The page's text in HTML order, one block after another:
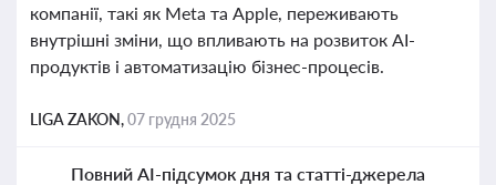
компанії, такі як Meta та Apple, переживають
внутрішні зміни, що впливають на розвиток AI-
продуктів і автоматизацію бізнес-процесів.
LIGA ZAKON,07 грудня 2025
Повний AI-підсумок дня та статті-джерела